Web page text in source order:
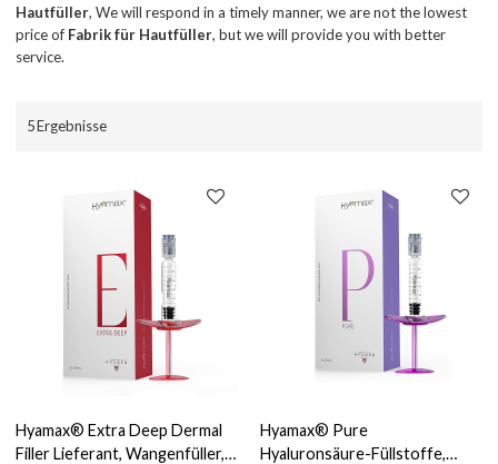
Hautfüller, We will respond in a timely manner, we are not the lowest
price of Fabrik für Hautfüller, but we will provide you with better
service.
5 Ergebnisse
Hyamax® Extra Deep Dermal
Filler Lieferant, Wangenfüller,
Hyamax® Pure
Hyaluronsäure-Füllstoffe,